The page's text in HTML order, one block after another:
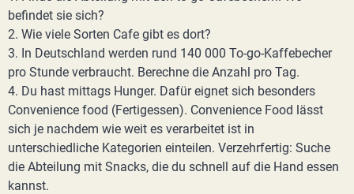
befindet sie sich?
2. Wie viele Sorten Cafe gibt es dort?
3. In Deutschland werden rund 140 000 To-go-Kaffebecher
pro Stunde verbraucht. Berechne die Anzahl pro Tag.
4. Du hast mittags Hunger. Dafür eignet sich besonders
Convenience food (Fertigessen). Convenience Food lässt
sich je nachdem wie weit es verarbeitet ist in
unterschiedliche Kategorien einteilen. Verzehrfertig: Suche
die Abteilung mit Snacks, die du schnell auf die Hand essen
kannst.